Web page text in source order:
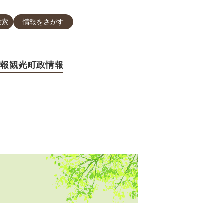
情報をさがす
観光町政情報